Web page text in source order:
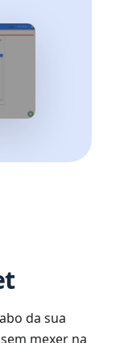
da sua
mexer na